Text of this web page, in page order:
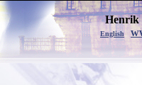
Henrik
English